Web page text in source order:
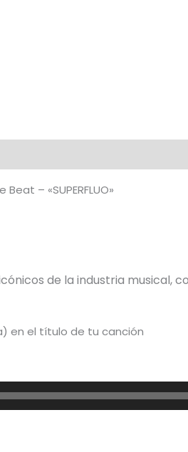
– «SUPERFLUO»
de la industria musical,
en el título de tu canción